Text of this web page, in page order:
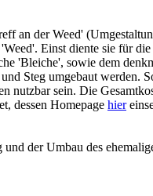
an der Weed'
Einst diente sie für
'Bleiche', sowie dem
Steg umgebaut
nutzbar sein. Die
dessen Homepage hier
der Umbau des